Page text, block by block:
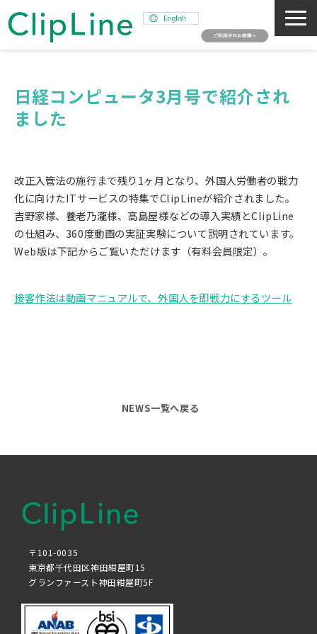
事業紹介
採用情報
SNAPSHOT
日経コンピュータ3月号で紹介され
ました
改正入管法の施行まで残り1ヶ月となり、外国人労働者の戦力
化に向けたITサービスの特集でClipLineが紹介されました。
吉野家様、養老乃瀧様、高島屋様などの導入実績とClipLine
の仕組み、360度動画の実証実験について説明されています。
Web版は下記からご覧いただけます（有料会員限定）。
接客作法は動画マニュアルで、外国人を即戦力にするツール
NEWS一覧へ戻る
〒101-0035
東京都千代田区神田紺屋町15
グランファースト神田紺屋町5F